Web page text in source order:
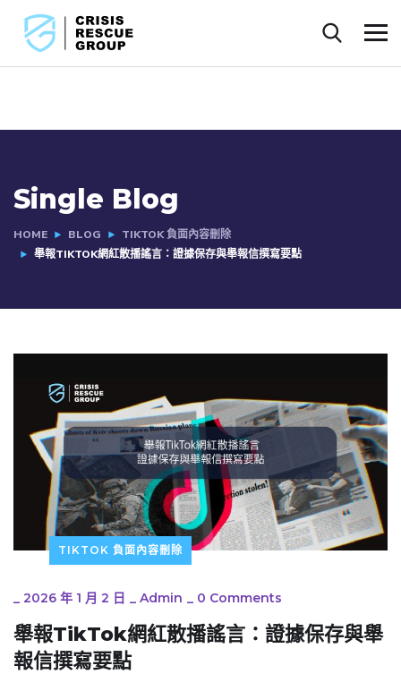
Single Blog
HOME BLOG
TIKTOK 負面內容刪除
舉報TIKTOK網紅散播謠言：證據保存與舉報信撰寫要點
TIKTOK 負面內容刪除
_ 2026 年 1 月 2 日 _ Admin _ 0 Comments
舉報TikTok網紅散播謠言：證據保存與舉
報信撰寫要點